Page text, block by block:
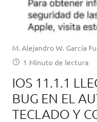
M. Alejandro W. García
1 Minuto de lectura
IOS 11.1.1
BUG EN EL
TECLADO Y